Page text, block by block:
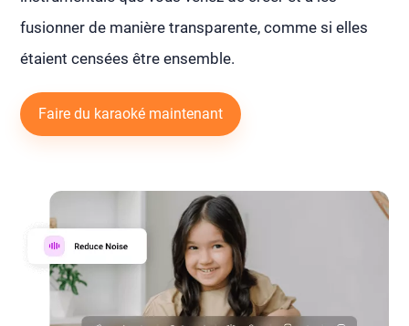
fusionner de manière transparente, comme si elles
étaient censées être ensemble.
Faire du karaoké maintenant